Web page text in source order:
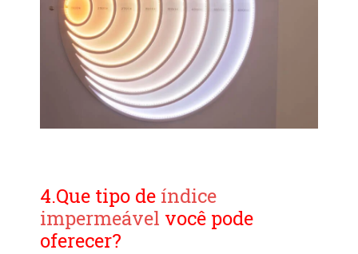
4.Que tipo de índice
impermeável você pode
oferecer?